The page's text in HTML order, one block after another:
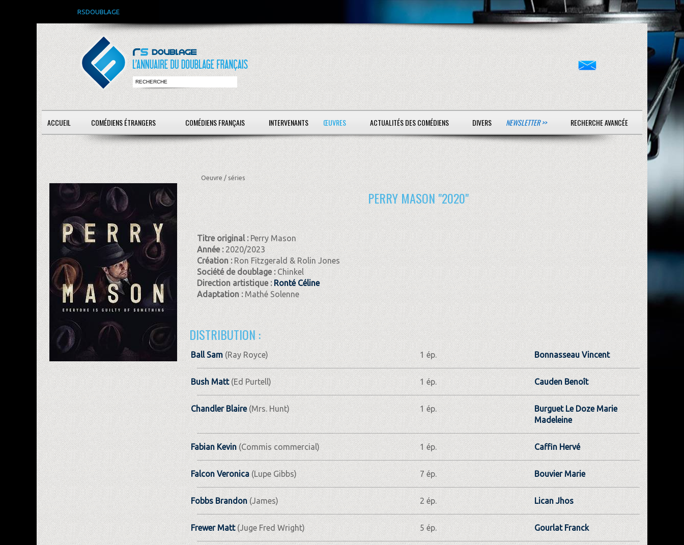
RSDOUBLAGE
ACCUEIL COMÉDIENS ÉTRANGERS COMÉDIENS FRANÇAIS INTERVENANTS ŒUVRES ACTUALITÉS DES COMÉDIENS DIVERS NEWSLETTER >> RECHERCHE AVANCÉE
Oeuvre / séries
PERRY MASON "2020"
Titre original :Perry Mason
Année :2020/2023
Création :Ron Fitzgerald & Rolin Jones
Société de doublage :Chinkel
Direction artistique : Ronté Céline
Adaptation :Mathé Solenne
DISTRIBUTION :
Ball Sam (Ray Royce) 1 ép. Bonnasseau Vincent
Bush Matt(Ed Purtell) 1 ép. Cauden Benoît
Chandler Blaire(Mrs. Hunt) 1 ép.
Burguet Le Doze Marie
Madeleine
Fabian Kevin(Commis commercial) 1 ép. Caffin Hervé
Falcon Veronica(Lupe Gibbs) 7 ép. Bouvier Marie
Fobbs Brandon(James) 2 ép. Lican Jhos
Frewer Matt(Juge Fred Wright) 5 ép. Gourlat Franck